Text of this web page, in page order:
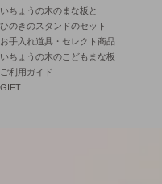
いちょうの木のまな板と
ひのきのスタンドのセット
お手入れ道具・セレクト商品
いちょうの木のこどもまな板
ご利用ガイド
GIFT